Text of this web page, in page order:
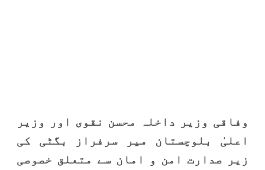
وفاقی وزیر داخلہ محسن نقوی اور وزیر
اعلیٰ بلوچستان میر سرفراز بگٹی کی
زیر صدارت امن و امان سے متعلق خصوصی